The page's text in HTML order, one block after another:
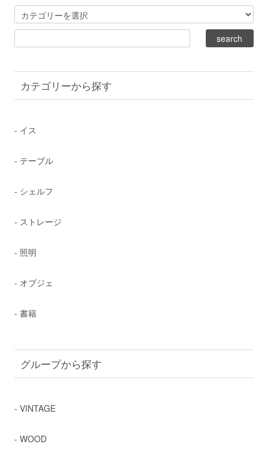
カテゴリーから探す
- イス
- テーブル
- シェルフ
- ストレージ
- 照明
- オブジェ
- 書籍
グループから探す
- VINTAGE
- WOOD